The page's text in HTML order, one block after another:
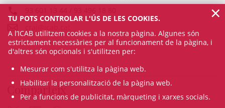
Comparteix
TU POTS CONTROLAR L'ÚS DE LES COOKIES.
A l’ICAB utilitzem cookies a la nostra pàgina. Algunes són
estrictament necessàries per al funcionament de la pàgina, i
d'altres són opcionals i s'utilitzen per:
Mesurar com s'utilitza la pàgina web.
Habilitar la personalització de la pàgina web.
Per a funcions de publicitat, màrqueting i xarxes socials.
×